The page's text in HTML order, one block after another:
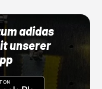
adidas
unserer